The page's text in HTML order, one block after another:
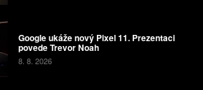
Google ukáže nový Pixel 11. Prezentaci
povede Trevor Noah
8. 8. 2026